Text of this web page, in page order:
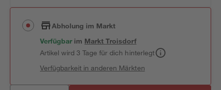
Abholung im Markt
Verfügbar im MarktTroisdorf
Artikel wird 3 Tage für dich hinterlegt
Verfügbarkeit in anderen Märkten